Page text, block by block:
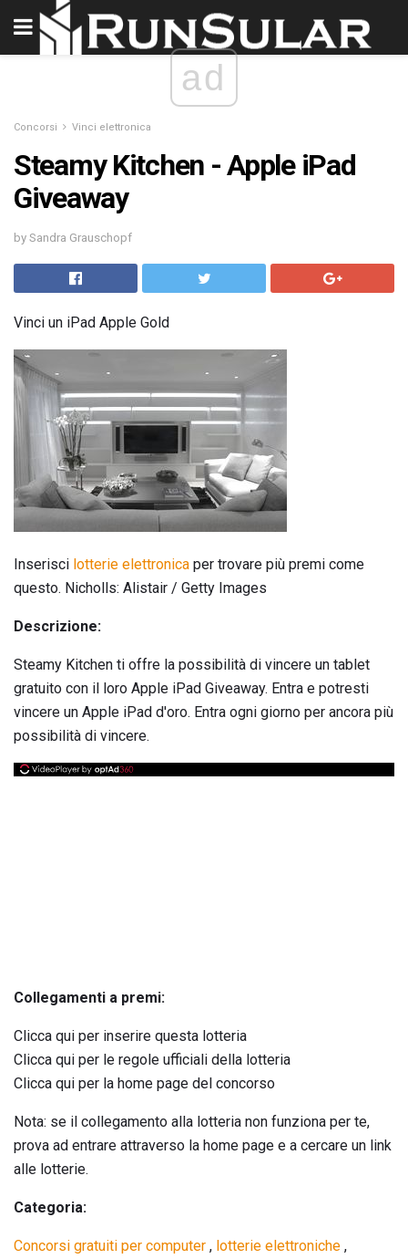
ad
Concorsi Vinci elettronica
Steamy Kitchen - Apple iPad
Giveaway
by Sandra Grauschopf
Vinci un iPad Apple Gold
Inserisci lotterie elettronica per trovare più premi come
questo. Nicholls: Alistair / Getty Images
Descrizione:
Steamy Kitchen ti offre la possibilità di vincere un tablet
gratuito con il loro Apple iPad Giveaway. Entra e potresti
vincere un Apple iPad d'oro. Entra ogni giorno per ancora più
possibilità di vincere.
Collegamenti a premi:
Clicca qui per inserire questa lotteria
Clicca qui per le regole ufficiali della lotteria
Clicca qui per la home page del concorso
Nota: se il collegamento alla lotteria non funziona per te,
prova ad entrare attraverso la home page e a cercare un link
alle lotterie.
Categoria:
Concorsi gratuiti per computer , lotterie elettroniche ,